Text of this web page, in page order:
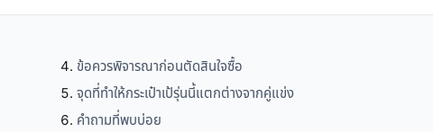
ข้อควรพิจารณาก่อนตัดสินใจซื้อ
จุดที่ทำให้กระเป๋าเป้รุ่นนี้แตกต่างจากคู่แข่ง
คำถามที่พบบ่อย